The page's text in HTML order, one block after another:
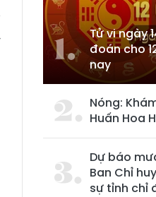
Tử vi ngày
đoán cho
nay
Nóng:
Huấn Hoa
Dự báo
Ban Chỉ
sự tỉnh chỉ